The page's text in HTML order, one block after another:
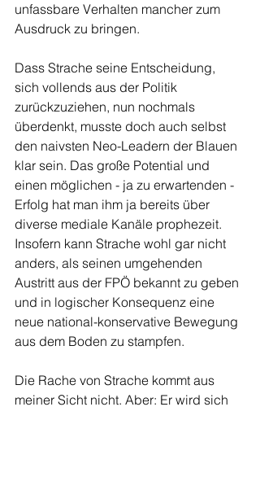
unfassbare Verhalten mancher zum
Ausdruck zu bringen.
Dass Strache seine Entscheidung,
sich vollends aus der Politik
zurückzuziehen, nun nochmals
überdenkt, musste doch auch selbst
den naivsten Neo-Leadern der Blauen
klar sein. Das große Potential und
einen möglichen - ja zu erwartenden -
Erfolg hat man ihm ja bereits über
diverse mediale Kanäle prophezeit.
Insofern kann Strache wohl gar nicht
anders, als seinen umgehenden
Austritt aus der FPÖ bekannt zu geben
und in logischer Konsequenz eine
neue national-konservative Bewegung
aus dem Boden zu stampfen.
Die Rache von Strache kommt aus
meiner Sicht nicht. Aber: Er wird sich